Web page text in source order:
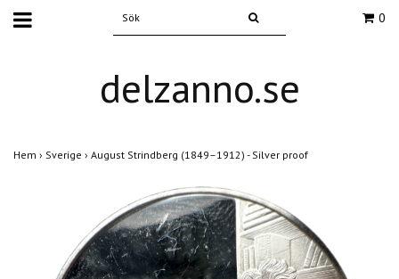
0
delzanno.se
Hem › Sverige › August Strindberg (1849–1912) - Silver proof